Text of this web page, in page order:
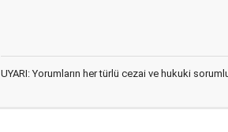
UYARI: Yorumların her türlü cezai ve hukuki